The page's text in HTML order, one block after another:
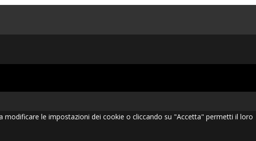
le impostazioni dei cookie o cliccando su "Accetta" permetti il loro